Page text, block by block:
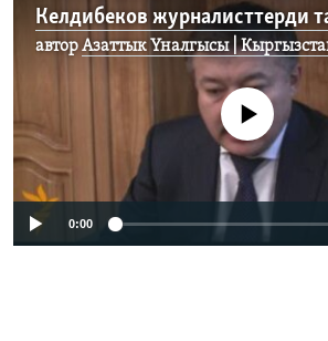
авторАзаттык Үналгысы | Кыргызстан: видео,
No media source currently
0:00